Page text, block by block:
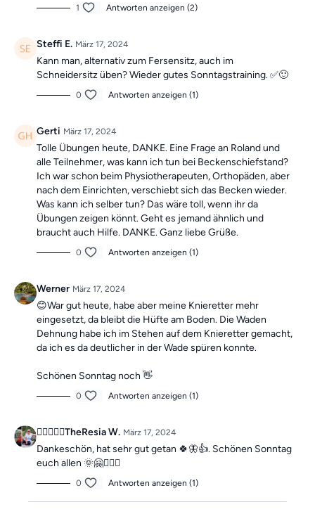
1 Antworten anzeigen (2)
Steffi E. März 17, 2024
Kann man, alternativ zum Fersensitz, auch im
Schneidersitz üben? Wieder gutes Sonntagstraining. ✅🙂
0 Antworten anzeigen (1)
Gerti März 17, 2024
Tolle Übungen heute, DANKE. Eine Frage an Roland und
alle Teilnehmer, was kann ich tun bei Beckenschiefstand?
Ich war schon beim Physiotherapeuten, Orthopäden, aber
nach dem Einrichten, verschiebt sich das Becken wieder.
Was kann ich selber tun? Das wäre toll, wenn ihr da
Übungen zeigen könnt. Geht es jemand ähnlich und
braucht auch Hilfe. DANKE. Ganz liebe Grüße.
0 Antworten anzeigen (1)
Werner März 17, 2024
😊War gut heute, habe aber meine Knieretter mehr
eingesetzt, da bleibt die Hüfte am Boden. Die Waden
Dehnung habe ich im Stehen auf dem Knieretter gemacht,
da ich es da deutlicher in der Wade spüren konnte.
Schönen Sonntag noch 👋
0 Antworten anzeigen (1)
🚴‍♀️🧎🏼‍♀️TheResia W. März 17, 2024
Dankeschön, hat sehr gut getan 🍀🦋👍. Schönen Sonntag
euch allen 🌞🤗🧎🏼‍♀️
0 Antworten anzeigen (1)